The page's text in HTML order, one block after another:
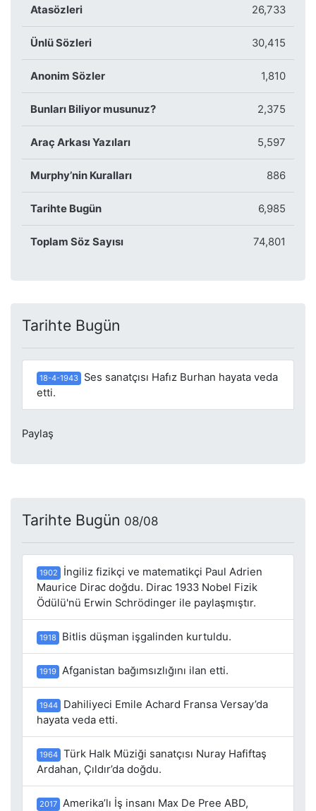
Atasözleri 26,733
Ünlü Sözleri 30,415
Anonim Sözler 1,810
Bunları Biliyor musunuz? 2,375
Araç Arkası Yazıları 5,597
Murphy’nin Kuralları 886
Tarihte Bugün 6,985
Toplam Söz Sayısı 74,801
Tarihte Bugün
18-4-1943
Ses sanatçısı Hafız Burhan hayata veda
etti.
Paylaş
Tarihte Bugün 08/08
1902
İngiliz fizikçi ve matematikçi Paul Adrien
Maurice Dirac doğdu. Dirac 1933 Nobel Fizik
Ödülü'nü Erwin Schrödinger ile paylaşmıştır.
1918 Bitlis düşman işgalinden kurtuldu.
1919 Afganistan bağımsızlığını ilan etti.
1944
Dahiliyeci Emile Achard Fransa Versay’da
hayata veda etti.
1964 Türk Halk Müziği sanatçısı Nuray Hafiftaş
Ardahan, Çıldır’da doğdu.
2017 Amerika’lı İş insanı Max De Pree ABD,